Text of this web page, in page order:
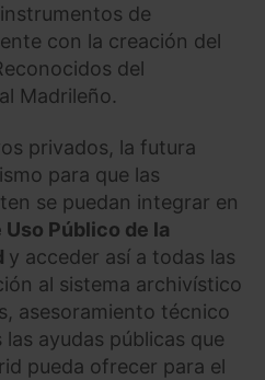
de
con la creación del
del
Madrileño.
privados, la futura
para que las
se puedan integrar en
Público de la
y acceder así a todas las
al sistema archivístico
asesoramiento técnico
ayudas públicas que
pueda ofrecer para el